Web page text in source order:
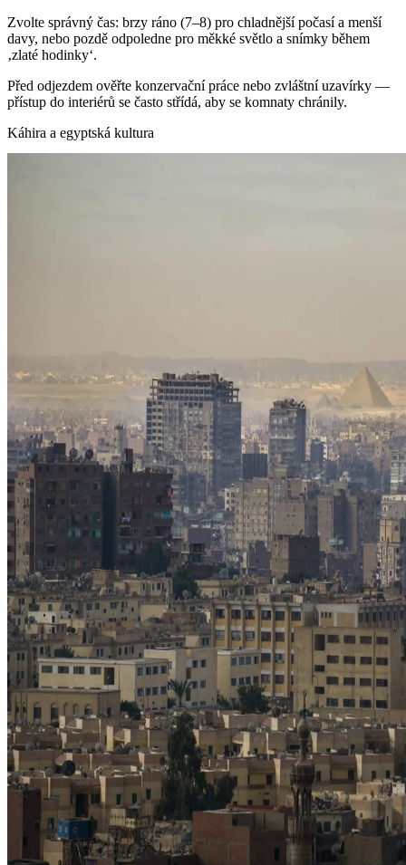
Zvolte správný čas: brzy ráno (7–8) pro chladnější počasí a menší
davy, nebo pozdě odpoledne pro měkké světlo a snímky během
‚zlaté hodinky‘.
Před odjezdem ověřte konzervační práce nebo zvláštní uzavírky —
přístup do interiérů se často střídá, aby se komnaty chránily.
Káhira a egyptská kultura